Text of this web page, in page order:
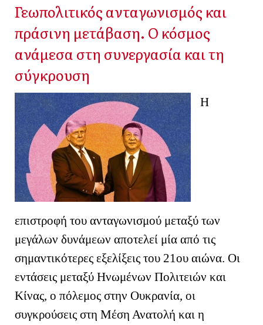
Γεωπολιτικός ανταγωνισμός και
πράσινη μετάβαση. Ο κόσμος
ανάμεσα στη συνεργασία και τη
σύγκρουση
Η
επιστροφή του ανταγωνισμού μεταξύ των
μεγάλων δυνάμεων αποτελεί μία από τις
σημαντικότερες εξελίξεις του 21ου αιώνα. Οι
εντάσεις μεταξύ Ηνωμένων Πολιτειών και
Κίνας, ο πόλεμος στην Ουκρανία, οι
συγκρούσεις στη Μέση Ανατολή και η